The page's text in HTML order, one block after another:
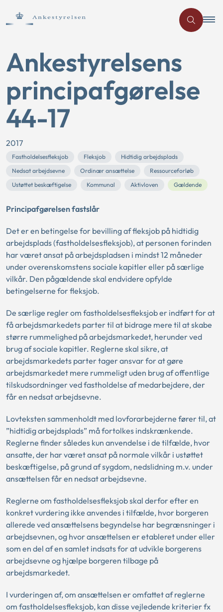
Ankestyrelsens
principafgørelse
44-17
2017
Fastholdelsesfleksjob Fleksjob
Hidtidig arbejdsplads
Nedsat arbejdsevne
Ordinær ansættelse
Ressourceforløb
Ustøttet beskæftigelse
Kommunal Aktivloven Gældende
Principafgørelsen fastslår
Det er en betingelse for bevilling af fleksjob på hidtidig
arbejdsplads (fastholdelsesfleksjob), at personen forinden
har været ansat på arbejdspladsen i mindst 12 måneder
under overenskomstens sociale kapitler eller på særlige
vilkår. Den pågældende skal endvidere opfylde
betingelserne for fleksjob.
De særlige regler om fastholdelsesfleksjob er indført for at
få arbejdsmarkedets parter til at bidrage mere til at skabe
større rummelighed på arbejdsmarkedet, herunder ved
brug af sociale kapitler. Reglerne skal sikre, at
arbejdsmarkedets parter tager ansvar for at gøre
arbejdsmarkedet mere rummeligt uden brug af offentlige
tilskudsordninger ved fastholdelse af medarbejdere, der
får en nedsat arbejdsevne.
Lovteksten sammenholdt med lovforarbejderne fører til, at
”hidtidig arbejdsplads” må fortolkes indskrænkende.
Reglerne finder således kun anvendelse i de tilfælde, hvor
ansatte, der har været ansat på normale vilkår i ustøttet
beskæftigelse, på grund af sygdom, nedslidning m.v. under
ansættelsen får en nedsat arbejdsevne.
Reglerne om fastholdelsesfleksjob skal derfor efter en
konkret vurdering ikke anvendes i tilfælde, hvor borgeren
allerede ved ansættelsens begyndelse har begrænsninger i
arbejdsevnen, og hvor ansættelsen er etableret under eller
som en del af en samlet indsats for at udvikle borgerens
arbejdsevne og hjælpe borgeren tilbage på
arbejdsmarkedet.
I vurderingen af, om ansættelsen er omfattet af reglerne
om fastholdelsesfleksjob, kan disse vejledende kriterier fx